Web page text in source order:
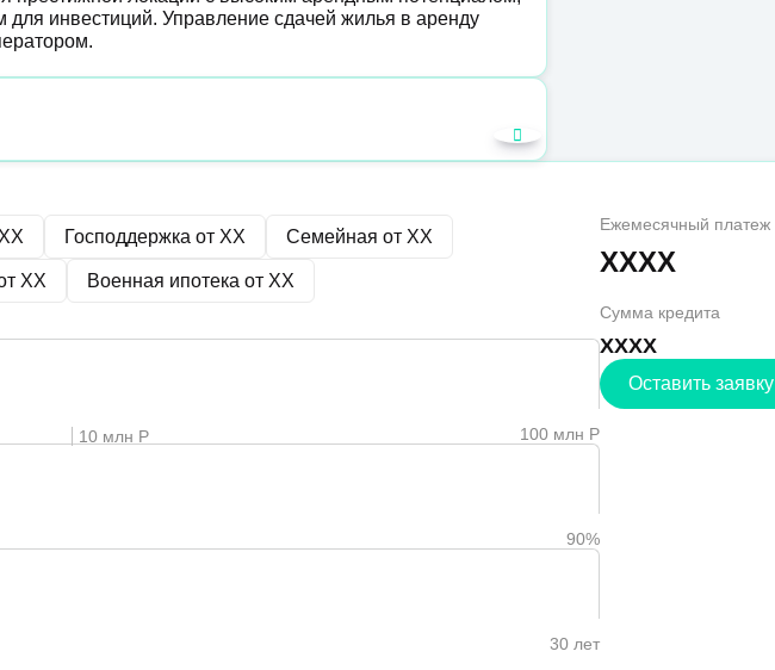
для инвестиций. Управление сдачей жилья в аренду
XX Господдержка от XX Семейная от XX
XX Военная ипотека от XX
10 млн Р
100 млн Р
90%
30 лет
Ежемесячный платеж
XXXX
Сумма кредита
XXXX
Оставить заявку